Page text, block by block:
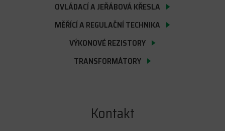
OVLÁDACÍ A JEŘÁBOVÁ KŘESLA
MĚŘÍCÍ A REGULAČNÍ TECHNIKA
VÝKONOVÉ REZISTORY
TRANSFORMÁTORY
Kontakt